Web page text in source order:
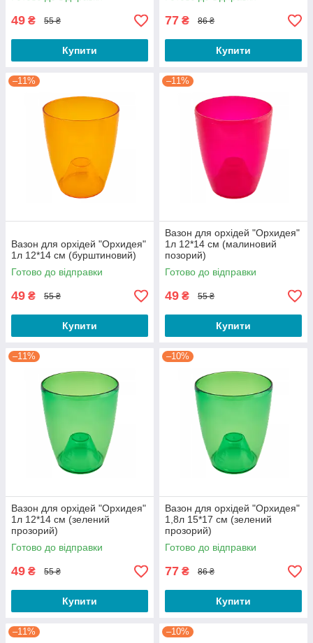
49 ₴ 55 ₴
Купити
77 ₴ 86 ₴
Купити
–11%
Вазон для орхідей "Орхидея"
1л 12*14 см (бурштиновий)
Готово до відправки
49 ₴ 55 ₴
Купити
–11%
Вазон для орхідей "Орхидея"
1л 12*14 см (малиновий
позорий)
Готово до відправки
49 ₴ 55 ₴
Купити
–11%
Вазон для орхідей "Орхидея"
1л 12*14 см (зелений
прозорий)
Готово до відправки
49 ₴ 55 ₴
Купити
–10%
Вазон для орхідей "Орхидея"
1,8л 15*17 см (зелений
прозорий)
Готово до відправки
77 ₴ 86 ₴
Купити
–11% –10%